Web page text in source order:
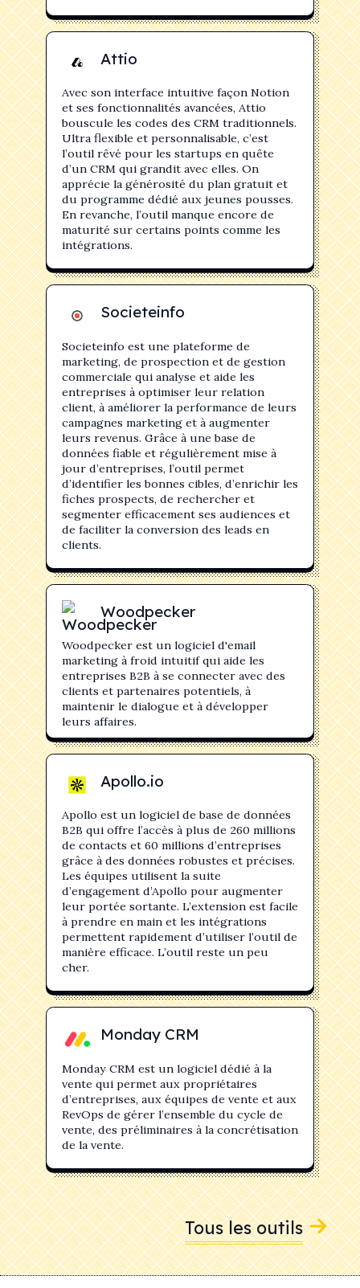
Attio
Avec son interface intuitive façon Notion
et ses fonctionnalités avancées, Attio
bouscule les codes des CRM traditionnels.
Ultra flexible et personnalisable, c’est
l’outil rêvé pour les startups en quête
d’un CRM qui grandit avec elles. On
apprécie la générosité du plan gratuit et
du programme dédié aux jeunes pousses.
En revanche, l’outil manque encore de
maturité sur certains points comme les
intégrations.
Societeinfo
Societeinfo est une plateforme de
marketing, de prospection et de gestion
commerciale qui analyse et aide les
entreprises à optimiser leur relation
client, à améliorer la performance de leurs
campagnes marketing et à augmenter
leurs revenus. Grâce à une base de
données fiable et régulièrement mise à
jour d’entreprises, l’outil permet
d’identifier les bonnes cibles, d’enrichir les
fiches prospects, de rechercher et
segmenter efficacement ses audiences et
de faciliter la conversion des leads en
clients.
Woodpecker
Woodpecker est un logiciel d'email
marketing à froid intuitif qui aide les
entreprises B2B à se connecter avec des
clients et partenaires potentiels, à
maintenir le dialogue et à développer
leurs affaires.
Apollo.io
Apollo est un logiciel de base de données
B2B qui offre l’accès à plus de 260 millions
de contacts et 60 millions d’entreprises
grâce à des données robustes et précises.
Les équipes utilisent la suite
d’engagement d’Apollo pour augmenter
leur portée sortante. L’extension est facile
à prendre en main et les intégrations
permettent rapidement d’utiliser l’outil de
manière efficace. L’outil reste un peu
cher.
Monday CRM
Monday CRM est un logiciel dédié à la
vente qui permet aux propriétaires
d’entreprises, aux équipes de vente et aux
RevOps de gérer l’ensemble du cycle de
vente, des préliminaires à la concrétisation
de la vente.
Tous les outils